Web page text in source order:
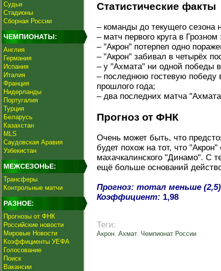
Судьи
Стадионы
Сборная России
ЧЕМПИОНАТЫ:
Англия
Германия
Испания
Италия
Франция
Нидерланды
Португалия
Турция
Беларусь
Казахстан
MLS
Саудовская Аравия
Узбекистан
МЕЖСЕЗОНЬЕ:
Трансферы
Контрольные матчи
РАЗНОЕ:
Прогнозы от ФНК
Российские новости
Мировые Новости
Коэффициенты УЕФА
Голосование
Поиск
Вакансии
Статистические факты
– команды до текущего сезона
– матч первого круга в
– "Акрон" потерпел одно
– "Акрон" забивал в четырёх
– у "Ахмата" ни одной победы
– последнюю гостевую
прошлого года;
– два последних матча
Прогноз от ФНК
Очень может быть, что
будет похож на тот, что
махачкалинского "Динамо". С
ещё больше оснований
Прогноз: тотал меньше (2,5)
Коэффициент: 1,98
Теги:
Акрон, Ахмат, Чемпионат России